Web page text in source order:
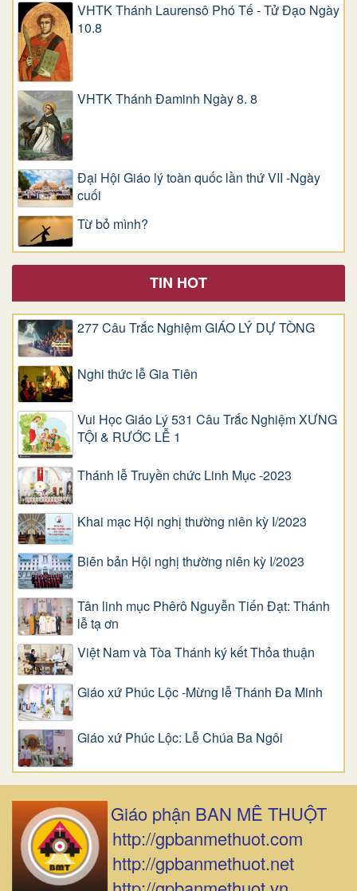
VHTK Thánh Laurensô Phó Tế - Tử Đạo Ngày
10.8
VHTK Thánh Đaminh Ngày 8. 8
Đại Hội Giáo lý toàn quốc lần thứ VII -Ngày
cuối
Từ bỏ mình?
TIN HOT
277 Câu Trắc Nghiệm GIÁO LÝ DỰ TÒNG
Nghi thức lễ Gia Tiên
Vui Học Giáo Lý 531 Câu Trắc Nghiệm XƯNG
TỘI & RƯỚC LỄ 1
Thánh lễ Truyền chức Linh Mục -2023
Khai mạc Hội nghị thường niên kỳ I/2023
Biên bản Hội nghị thường niên kỳ I/2023
Tân linh mục Phêrô Nguyễn Tiến Đạt: Thánh
lễ tạ ơn
Việt Nam và Tòa Thánh ký kết Thỏa thuận
Giáo xứ Phúc Lộc -Mừng lễ Thánh Đa Minh
Giáo xứ Phúc Lộc: Lễ Chúa Ba Ngôi
Giáo phận BAN MÊ THUỘT
http://gpbanmethuot.com
http://gpbanmethuot.net